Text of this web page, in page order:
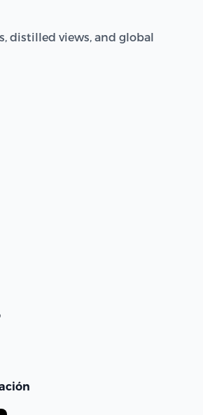
distilled views, and global